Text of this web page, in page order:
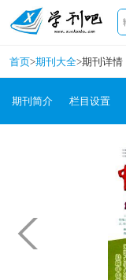
首页>期刊大全>期刊详情
期刊简介 栏目设置